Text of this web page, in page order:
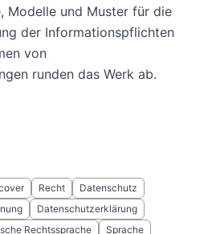
Modelle und Muster für die
der Informationspflichten
von
runden das Werk ab.
Recht
Datenschutz
Datenschutzerklärung
Rechtssprache Sprache